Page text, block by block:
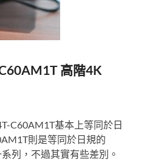
高階4K
C60AM1T基本上等同於日
則是等同於日規的
列，不過其實有些差別。